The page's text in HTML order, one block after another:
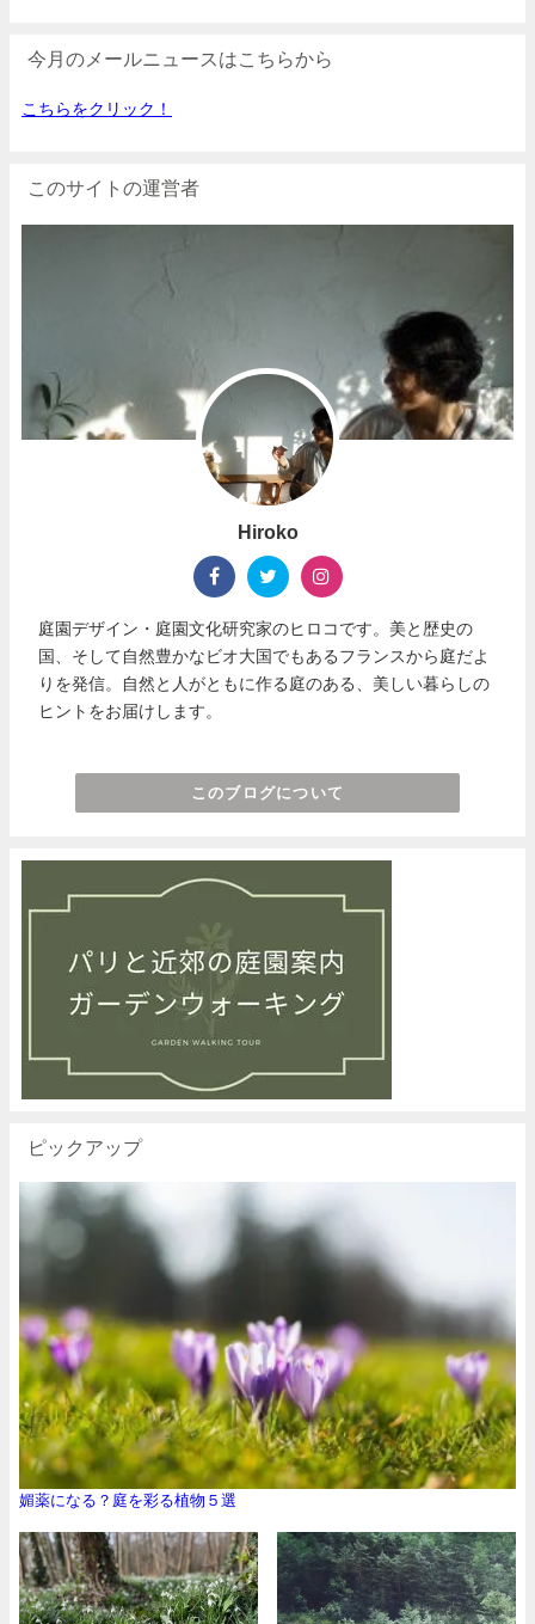
今月のメールニュースはこちらから
こちらをクリック！
このサイトの運営者
Hiroko
庭園デザイン・庭園文化研究家のヒロコです。美と歴史の
国、そして自然豊かなビオ大国でもあるフランスから庭だよ
りを発信。自然と人がともに作る庭のある、美しい暮らしの
ヒントをお届けします。
このブログについて
ピックアップ
媚薬になる？庭を彩る植物５選